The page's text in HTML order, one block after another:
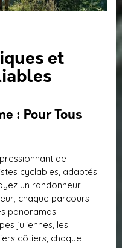
et
: Pour Tous
de
cyclables, adaptés
un randonneur
chaque parcours
panoramas
juliennes, les
côtiers, chaque